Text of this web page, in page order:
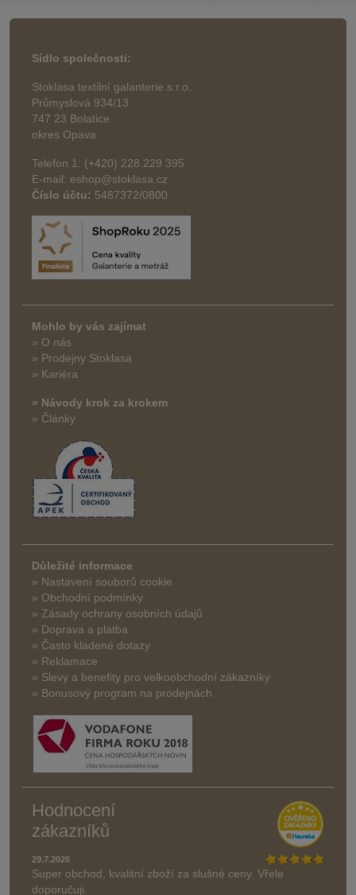
Sídlo společnosti:
Stoklasa textilní galanterie s.r.o.
Průmyslová 934/13
747 23 Bolatice
okres Opava
Telefon 1: (+420) 228 229 395
E-mail: eshop@stoklasa.cz
Číslo účtu: 5487372/0800
Mohlo by vás zajímat
» O nás
» Prodejny Stoklasa
» Kariéra
» Návody krok za krokem
» Články
Důležité informace
» Nastavení souborů cookie
» Obchodní podmínky
» Zásady ochrany osobních údajů
» Doprava a platba
» Často kladené dotazy
» Reklamace
» Slevy a benefity pro velkoobchodní zákazníky
» Bonusový program na prodejnách
Hodnocení
zákazníků
29.7.2026
Super obchod, kvalitní zboží za slušné ceny. Vřele
doporučuji.